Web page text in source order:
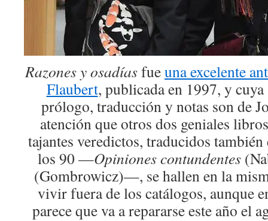
Razones y osadíasfueuna excelente
Flaubert, publicada en 1997, y
prólogo, traducción y notas son de
atención que otros dos geniales
tajantes veredictos, traducidos también
los 90 —Opiniones contundentes
(Gombrowicz)—, se hallen en la
vivir fuera de los catálogos, aunque
parece que va a repararse este año el